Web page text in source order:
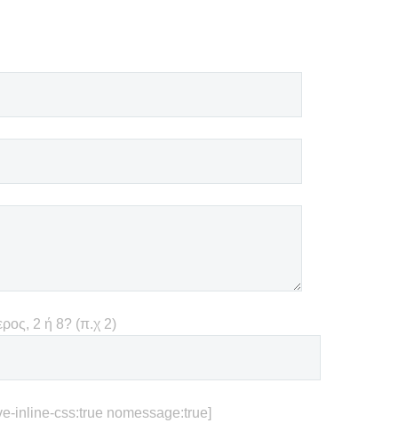
2 ή 8? (π.χ 2)
inline-css:true nomessage:true]